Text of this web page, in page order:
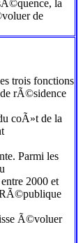
la
de
trois fonctions
rÃ©sidence
coÃ»t de la
Parmi les
2000 et
RÃ©publique
Ã©voluer